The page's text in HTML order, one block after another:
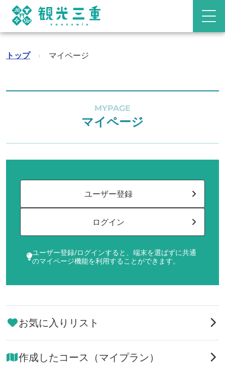
トップ › マイページ
MYPAGE
マイページ
ユーザー登録
ログイン
ユーザー登録/ログインすると、端末を選ばずに共通
のマイページ機能を利用することができます。
お気に入りリスト
作成したコース（マイプラン）